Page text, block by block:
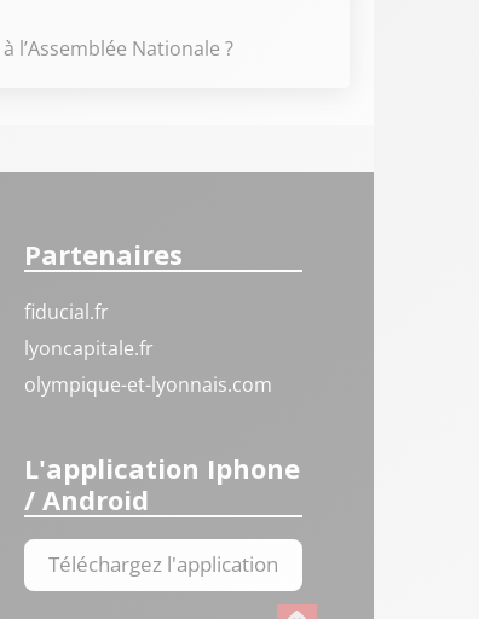
Nationale ?
Partenaires
fiducial.fr
lyoncapitale.fr
olympique-et-lyonnais.com
L'application Iphone
/ Android
Téléchargez l'application